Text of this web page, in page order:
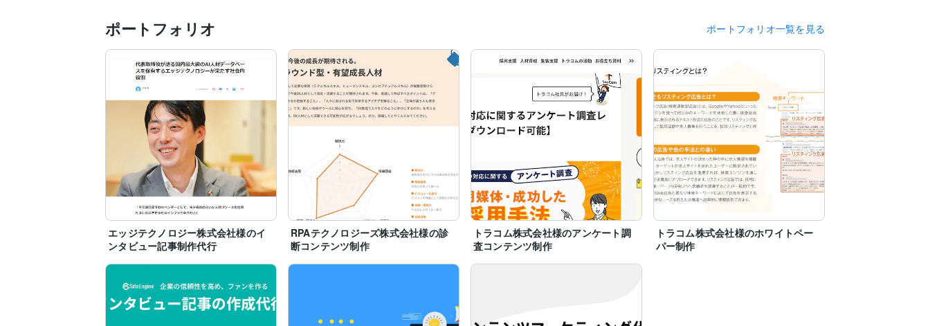
ポートフォリオ ポートフォリオ一覧を見る
エッジテクノロジー株式会社様のイ
ンタビュー記事制作代行
RPAテクノロジーズ株式会社様の診
断コンテンツ制作
トラコム株式会社様のアンケート調
査コンテンツ制作
トラコム株式会社様のホワイトペー
パー制作